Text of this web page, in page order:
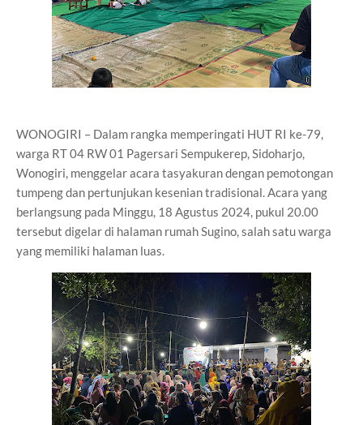
WONOGIRI – Dalam rangka memperingati HUT RI ke-79,
warga RT 04 RW 01 Pagersari Sempukerep, Sidoharjo,
Wonogiri, menggelar acara tasyakuran dengan pemotongan
tumpeng dan pertunjukan kesenian tradisional. Acara yang
berlangsung pada Minggu, 18 Agustus 2024, pukul 20.00
tersebut digelar di halaman rumah Sugino, salah satu warga
yang memiliki halaman luas.